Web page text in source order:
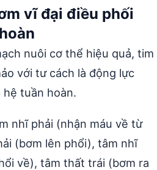
vĩ đại điều phối
nuôi cơ thể hiệu quả, tim
với tư cách là động lực
tuần hoàn.
nhĩ phải (nhận máu về từ
(bơm lên phổi), tâm nhĩ
về), tâm thất trái (bơm ra